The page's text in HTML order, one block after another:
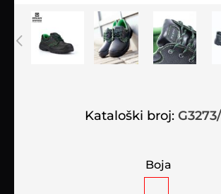
Kataloški broj:
Boja